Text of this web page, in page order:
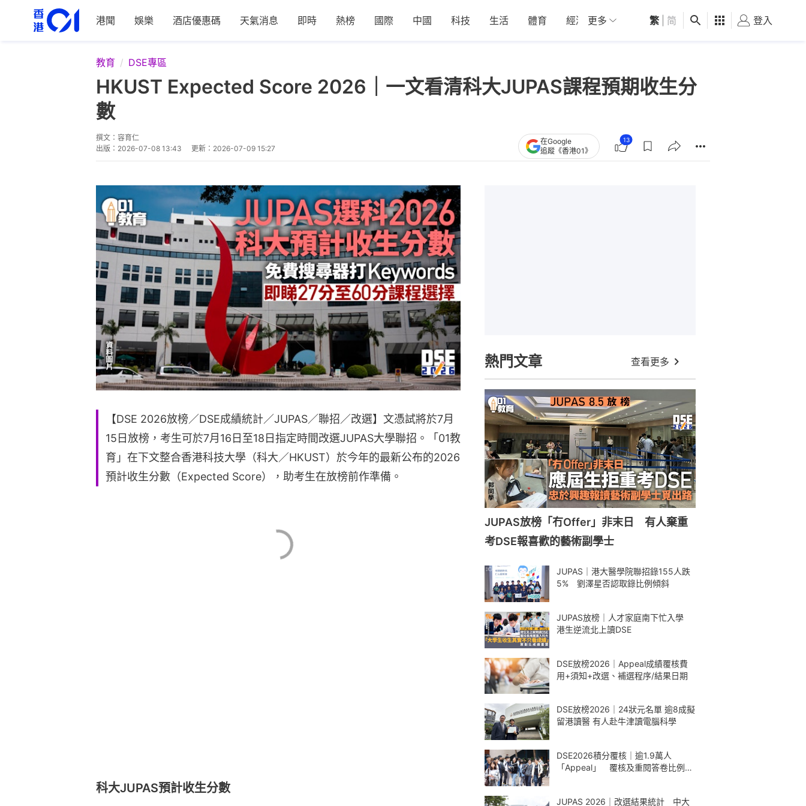
港聞 娛樂 酒店優惠碼 天氣消息 即時 熱榜 國際 中國 科技 生活 體育 經濟 01深圳 觀點 健康 好食玩飛
更多 繁 简 登入
教育 DSE專區
HKUST Expected Score 2026｜一文看清科大JUPAS課程預期收生分
數
撰文： 容育仁
出版： 2026-07-08 13:43 更新： 2026-07-09 15:27
在Google
追蹤《香港01》
13
【DSE 2026放榜／DSE成績統計／JUPAS／聯招／改選】文憑試將於7月
15日放榜，考生可於7月16日至18日指定時間改選JUPAS大學聯招。「01教
育」在下文整合香港科技大學（科大／HKUST）於今年的最新公布的2026
預計收生分數（Expected Score），助考生在放榜前作準備。
科大JUPAS預計收生分數
熱門文章 查看更多
JUPAS放榜「冇Offer」非末日 有人棄重
考DSE報喜歡的藝術副學士
JUPAS｜港大醫學院聯招錄155人跌
5% 劉澤星否認取錄比例傾斜
JUPAS放榜｜人才家庭南下忙入學
港生逆流北上讀DSE
DSE放榜2026｜Appeal成績覆核費
用+須知+改選、補選程序/結果日期
DSE放榜2026｜24狀元名單 逾8成擬
留港讀醫 有人赴牛津讀電腦科學
DSE2026積分覆核｜逾1.9萬人
「Appeal」 覆核及重閱答卷比例微
JUPAS 2026｜改選結果統計 中大